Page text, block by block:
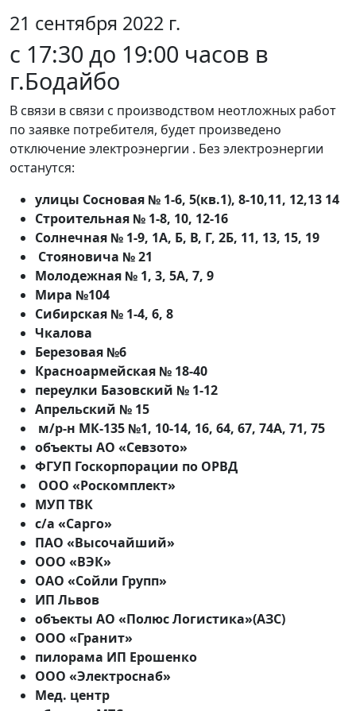
21 сентября 2022 г.
с 17:30 до 19:00 часов в
г.Бодайбо
В связи в связи с производством неотложных работ
по заявке потребителя, будет произведено
отключение электроэнергии . Без электроэнергии
останутся:
улицы Сосновая № 1-6, 5(кв.1), 8-10,11, 12,13 14
Строительная № 1-8, 10, 12-16
Солнечная № 1-9, 1А, Б, В, Г, 2Б, 11, 13, 15, 19
Стояновича № 21
Молодежная № 1, 3, 5А, 7, 9
Мира №104
Сибирская № 1-4, 6, 8
Чкалова
Березовая №6
Красноармейская № 18-40
переулки Базовский № 1-12
Апрельский № 15
м/р-н МК-135 №1, 10-14, 16, 64, 67, 74А, 71, 75
объекты АО «Севзото»
ФГУП Госкорпорации по ОРВД
ООО «Роскомплект»
МУП ТВК
с/а «Сарго»
ПАО «Высочайший»
ООО «ВЭК»
ОАО «Сойли Групп»
ИП Львов
объекты АО «Полюс Логистика»(АЗС)
ООО «Гранит»
пилорама ИП Ерошенко
ООО «Электроснаб»
Мед. центр